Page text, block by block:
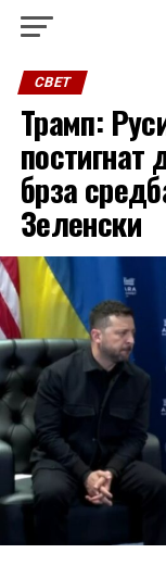
СВЕТ
Трамп:
постигнат
брза
Зеленски